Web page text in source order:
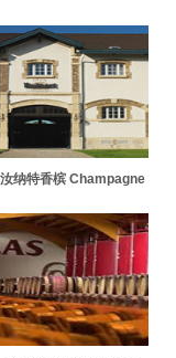
纳特香槟 Champagne